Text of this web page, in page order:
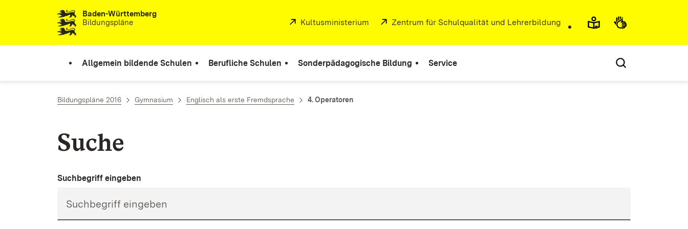
Zum Inhalt springenBaden-Württemberg
Bildungspläne
Extern:
Kultusministerium (Öffnet in neuem Fenster)
Extern:
Zentrum für Schulqualität und Lehrerbildung
Allgemein bildende Schulen Berufliche Schulen Sonderpädagogische Bildung Service
Bildungspläne 2016 Gymnasium Englisch als erste Fremdsprache 4. Operatoren
Suche
Suchbegriff eingeben